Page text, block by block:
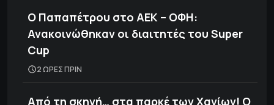
Ο Παπαπέτρου στο ΑΕΚ – ΟΦΗ:
Ανακοινώθηκαν οι διαιτητές του Super
Cup
2 ΩΡΕΣ ΠΡΙΝ
Από τη σκηνή… στα παρκέ των Χανίων! Ο